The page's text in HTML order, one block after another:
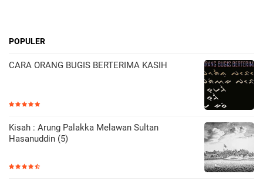
POPULER
CARA ORANG BUGIS BERTERIMA KASIH
Kisah : Arung Palakka Melawan Sultan
Hasanuddin (5)